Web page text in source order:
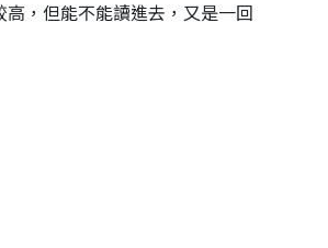
，但能不能讀進去，又是一回